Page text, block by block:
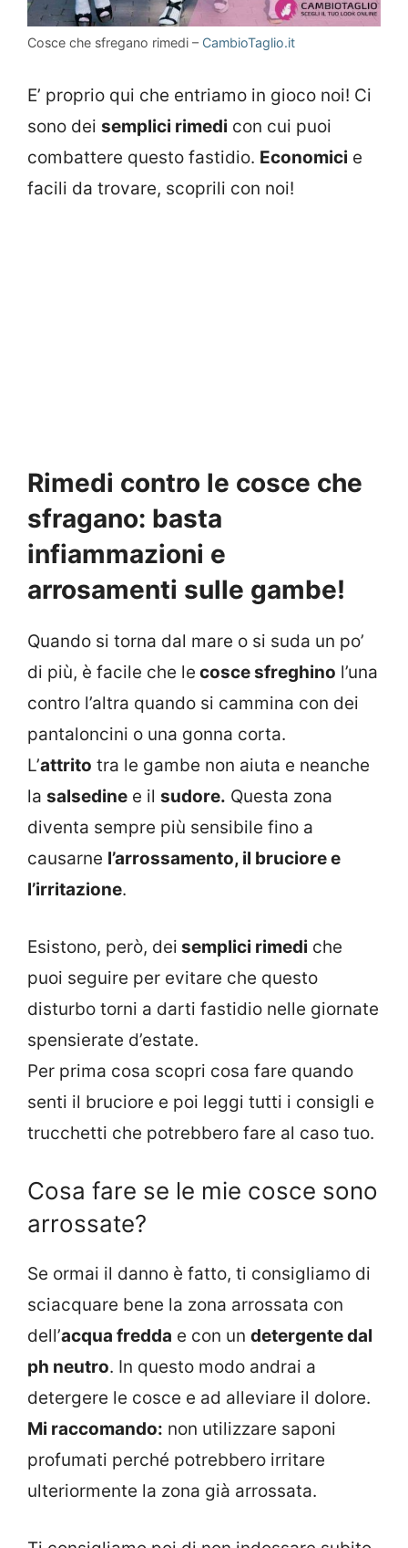
Cosce che sfregano rimedi – CambioTaglio.it
E’ proprio qui che entriamo in gioco noi! Ci
sono dei semplici rimedi con cui puoi
combattere questo fastidio. Economici e
facili da trovare, scoprili con noi!
Rimedi contro le cosce che
sfragano: basta
infiammazioni e
arrosamenti sulle gambe!
Quando si torna dal mare o si suda un po’
di più, è facile che le cosce sfreghino l’una
contro l’altra quando si cammina con dei
pantaloncini o una gonna corta.
L’attrito tra le gambe non aiuta e neanche
la salsedine e il sudore. Questa zona
diventa sempre più sensibile fino a
causarne l’arrossamento, il bruciore e
l’irritazione.
Esistono, però, dei semplici rimedi che
puoi seguire per evitare che questo
disturbo torni a darti fastidio nelle giornate
spensierate d’estate.
Per prima cosa scopri cosa fare quando
senti il bruciore e poi leggi tutti i consigli e
trucchetti che potrebbero fare al caso tuo.
Cosa fare se le mie cosce sono
arrossate?
Se ormai il danno è fatto, ti consigliamo di
sciacquare bene la zona arrossata con
dell’acqua fredda e con un detergente dal
ph neutro. In questo modo andrai a
detergere le cosce e ad alleviare il dolore.
Mi raccomando: non utilizzare saponi
profumati perché potrebbero irritare
ulteriormente la zona già arrossata.